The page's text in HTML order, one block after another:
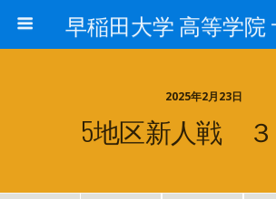
2025年2月23日
5地区新人戦